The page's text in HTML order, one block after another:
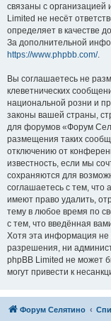
связаны с
Limited не несёт
определяет в качестве
За дополнительной
https://www.phpbb.com/.
Вы соглашаетесь не
клеветнических
национальной розни и
законы вашей страны,
для форумов «Форум
размещения таких
отключению от
известность, если мы
сохраняются для
соглашаетесь с тем,
имеют право удалить,
тему в любое время по
с тем, что введённая
Хотя эта информация не
разрешения, ни
phpBB Limited не может
могут привести к
Форум Селятино